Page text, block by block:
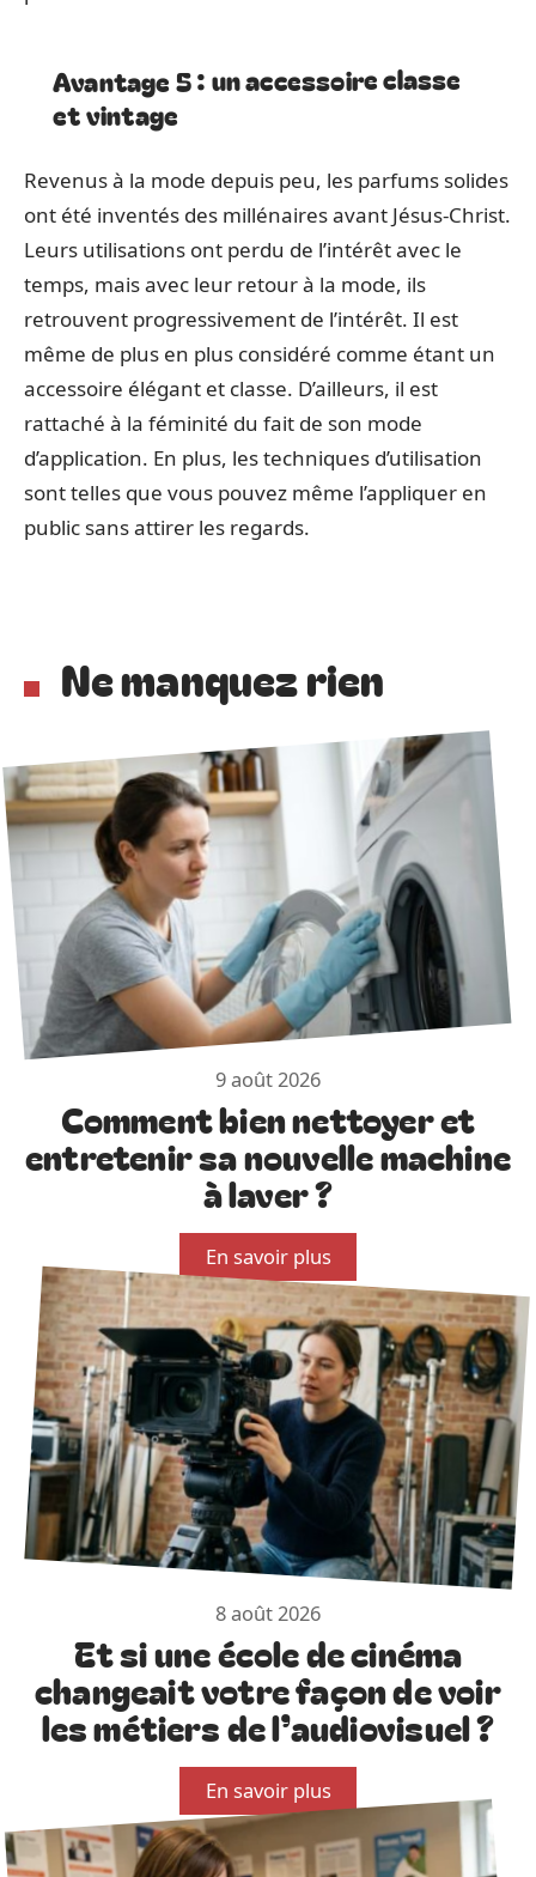
Avantage 5 : un accessoire classe
et vintage
Revenus à la mode depuis peu, les parfums solides
ont été inventés des millénaires avant Jésus-Christ.
Leurs utilisations ont perdu de l’intérêt avec le
temps, mais avec leur retour à la mode, ils
retrouvent progressivement de l’intérêt. Il est
même de plus en plus considéré comme étant un
accessoire élégant et classe. D’ailleurs, il est
rattaché à la féminité du fait de son mode
d’application. En plus, les techniques d’utilisation
sont telles que vous pouvez même l’appliquer en
public sans attirer les regards.
Ne manquez rien
9 août 2026
Comment bien nettoyer et
entretenir sa nouvelle machine
à laver ?
En savoir plus
8 août 2026
Et si une école de cinéma
changeait votre façon de voir
les métiers de l’audiovisuel ?
En savoir plus